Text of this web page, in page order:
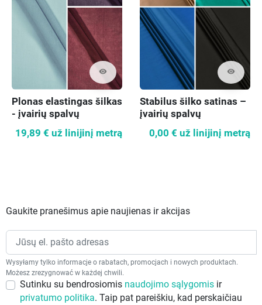
visibility
Plonas elastingas šilkas
- įvairių spalvų
19,89 € už linijinį metrą
visibility
Stabilus šilko satinas –
įvairių spalvų
0,00 € už linijinį metrą
Gaukite pranešimus apie naujienas ir akcijas
Wysyłamy tylko informacje o rabatach, promocjach i nowych produktach.
Możesz zrezygnować w każdej chwili.
Sutinku su bendrosiomis naudojimo sąlygomis ir
privatumo politika. Taip pat pareiškiu, kad perskaičiau